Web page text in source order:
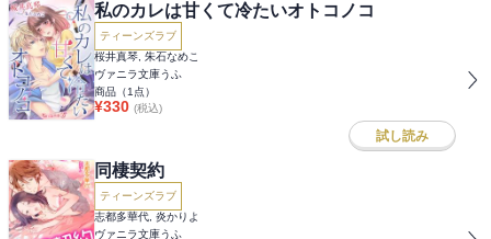
私のカレは甘くて冷たいオトコノコ
ティーンズラブ
桜井真琴, 朱石なめこ
ヴァニラ文庫うふ
商品（1 点）
¥330 (税込)
試し読み
同棲契約
ティーンズラブ
志都多華代, 炎かりよ
ヴァニラ文庫うふ